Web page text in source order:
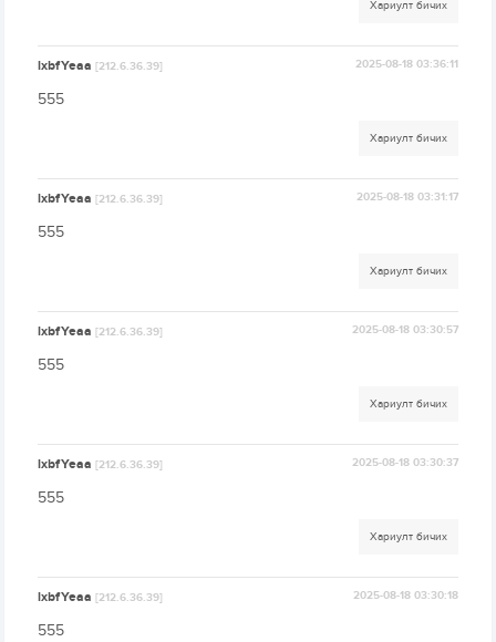
Хариулт бичих
lxbfYeaa[212.6.36.39] 2025-08-18 03:36:11
555
Хариулт бичих
lxbfYeaa[212.6.36.39] 2025-08-18 03:31:17
555
Хариулт бичих
lxbfYeaa[212.6.36.39] 2025-08-18 03:30:57
555
Хариулт бичих
lxbfYeaa[212.6.36.39] 2025-08-18 03:30:37
555
Хариулт бичих
lxbfYeaa[212.6.36.39] 2025-08-18 03:30:18
555